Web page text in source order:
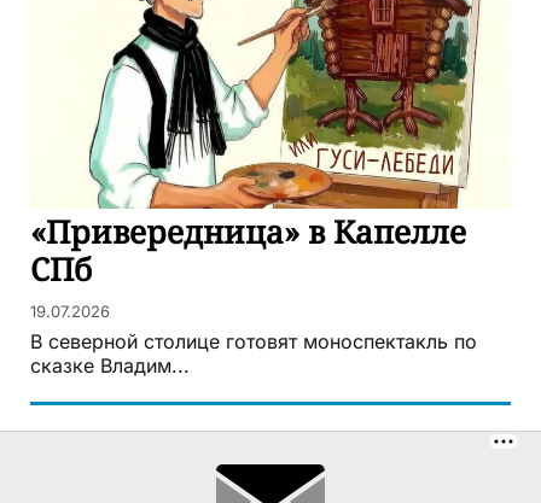
«Привередница» в Капелле
СПб
19.07.2026
В северной столице готовят моноспектакль по
сказке Владим...